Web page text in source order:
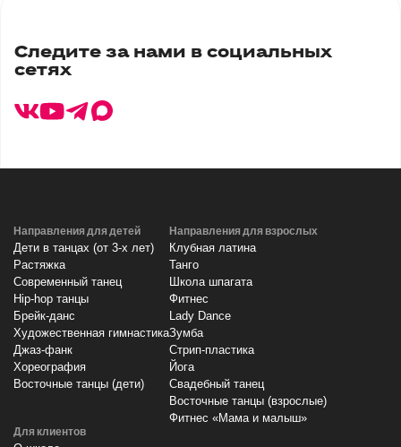
Следите за нами в социальных
сетях
Направления для детей
Дети в танцах (от 3-х лет)
Растяжка
Современный танец
Hip-hop танцы
Брейк-данс
Художественная гимнастика
Джаз-фанк
Хореография
Восточные танцы (дети)
Направления для взрослых
Клубная латина
Танго
Школа шпагата
Фитнес
Lady Dance
Зумба
Стрип-пластика
Йога
Свадебный танец
Восточные танцы (взрослые)
Фитнес «Мама и малыш»
Для клиентов